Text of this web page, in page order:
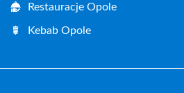
Restauracje Opole
Kebab Opole